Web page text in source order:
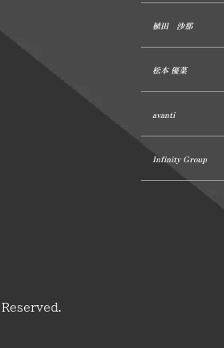
植田 沙那
松本 優菜
avanti
Infinity Group